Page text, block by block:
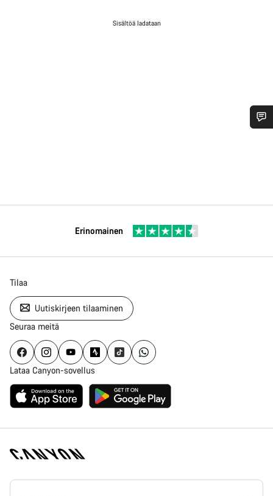
Sisältöä ladataan
Erinomainen
Tilaa
Uutiskirjeen tilaaminen
Seuraa meitä
Lataa Canyon-sovellus
Canyon